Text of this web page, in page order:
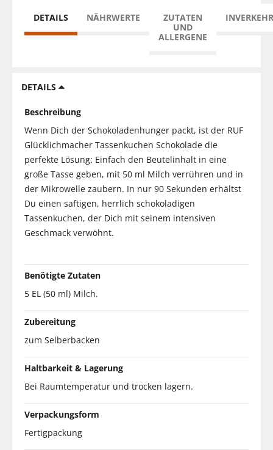
DETAILS NÄHRWERTE
ZUTATEN
UND
ALLERGENE
DETAILS
Beschreibung
Wenn Dich der Schokoladenhunger packt, ist der RUF
Glücklichmacher Tassenkuchen Schokolade die
perfekte Lösung: Einfach den Beutelinhalt in eine
große Tasse geben, mit 50 ml Milch verrühren und in
der Mikrowelle zaubern. In nur 90 Sekunden erhältst
Du einen saftigen, herrlich schokoladigen
Tassenkuchen, der Dich mit seinem intensiven
Geschmack verwöhnt.
Benötigte Zutaten
5 EL (50 ml) Milch.
Zubereitung
zum Selberbacken
Haltbarkeit & Lagerung
Bei Raumtemperatur und trocken lagern.
Verpackungsform
Fertigpackung